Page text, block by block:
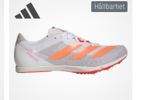
Hållbarhet